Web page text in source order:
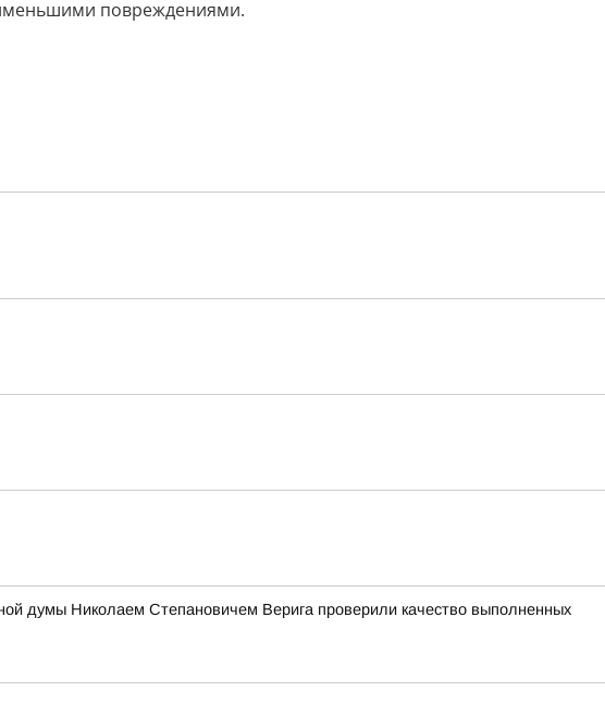
повреждениями.
думы Николаем Степановичем Верига проверили качество выполненных